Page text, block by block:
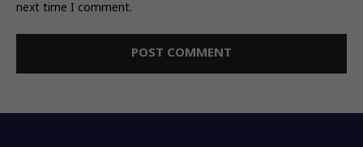
next time I comment.